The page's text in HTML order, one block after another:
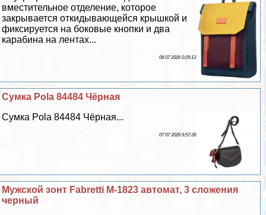
вместительное отделение, которое
закрывается откидывающейся крышкой и
фиксируется на боковые кнопки и два
карабина на лентах...
08 07 2026 0:29:13
Сумка Pola 84484 Чёрная
Сумка Pola 84484 Чёрная...
07 07 2026 9:57:39
Мужской зонт Fabretti M-1823 автомат, 3 сложения
черный